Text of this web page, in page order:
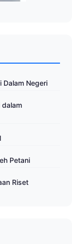
Dalam Negeri
dalam
Petani
Riset